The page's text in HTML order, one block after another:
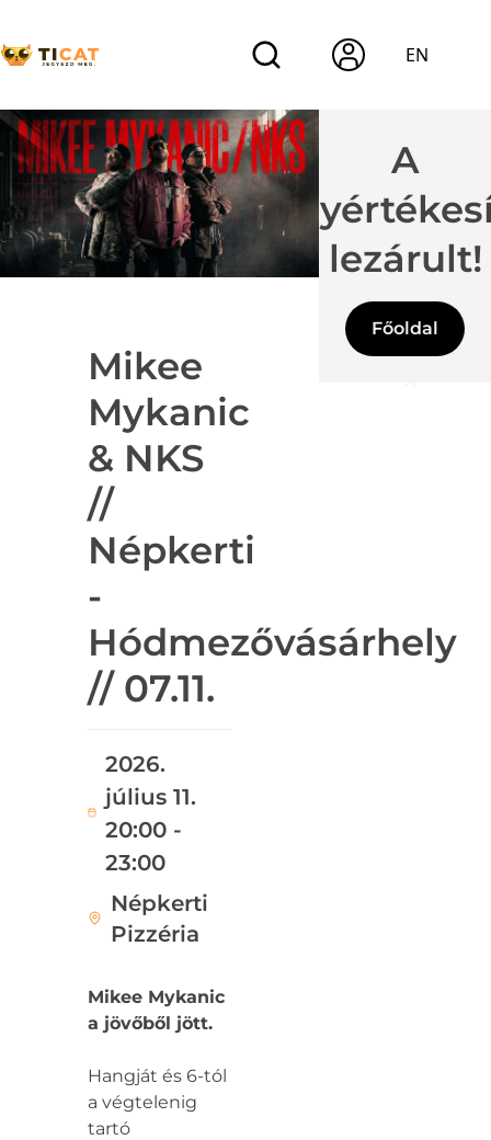
EN
Mikee
Mykanic
& NKS
//
Népkerti
-
Hódmezővásárhely
// 07.11.
2026.
július 11.
20:00 -
23:00
Népkerti
Pizzéria
A
lezárult!
Főoldal
Mikee Mykanic
a jövőből jött.
Hangját és 6-tól
a végtelenig
tartó